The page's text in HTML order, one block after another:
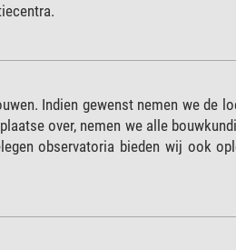
Indien gewenst nemen we de
over, nemen we alle
observatoria bieden wij ook